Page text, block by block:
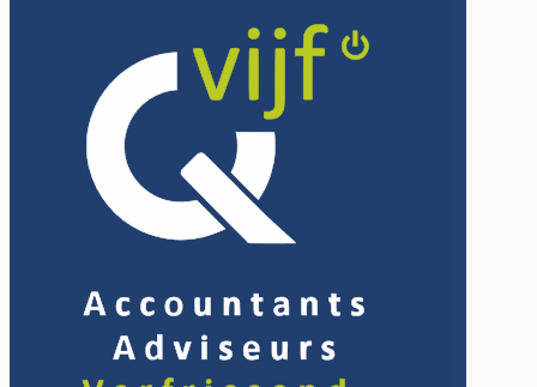
DIENSTEN.
WIE WE ZIJN.
NIEUWS.
CONTACT.